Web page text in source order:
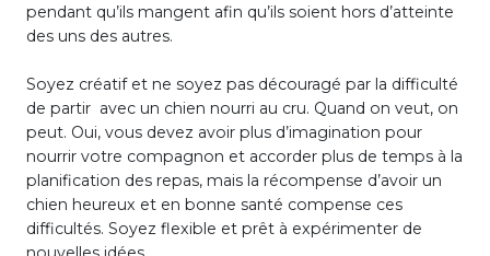
pendant qu’ils mangent afin qu’ils soient hors d’atteinte
des uns des autres.
Soyez créatif et ne soyez pas découragé par la difficulté
de partir avec un chien nourri au cru. Quand on veut, on
peut. Oui, vous devez avoir plus d’imagination pour
nourrir votre compagnon et accorder plus de temps à la
planification des repas, mais la récompense d’avoir un
chien heureux et en bonne santé compense ces
difficultés. Soyez flexible et prêt à expérimenter de